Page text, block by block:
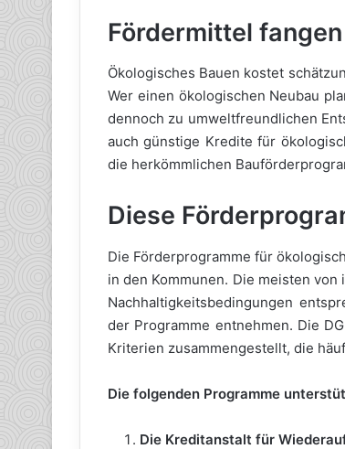
Fördermittel
Ökologisches Bauen kostet
Wer einen ökologischen Neubau
dennoch zu umweltfreundlichen
auch günstige Kredite für
die herkömmlichen
Diese
Die Förderprogramme für
in den Kommunen. Die meisten
Nachhaltigkeitsbedingungen
der Programme entnehmen. Die
Kriterien zusammengestellt, die
Die folgenden Programme
Die Kreditanstalt für